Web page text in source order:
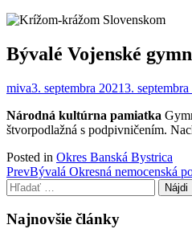
Bývalé Vojenské
miva3. septembra 20213. septembra
Národná kultúrna pamiatka
štvorpodlažná s podpivničením.
Posted in Okres Banská Bystrica
Post
navigation
PrevBývalá Okresná nemocenská
Hľadať:
Najnovšie články